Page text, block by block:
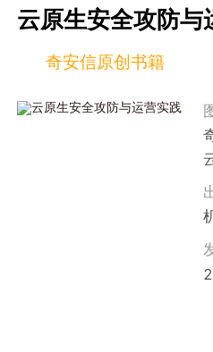
云原生安全攻防与
奇安信原创书籍